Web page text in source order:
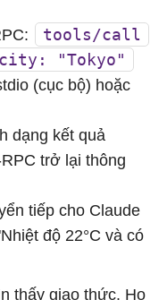
tools/call
city: "Tokyo"
(cục bộ) hoặc
dạng kết quả
trở lại thông
tiếp cho Claude
độ 22°C và có
thấy giao thức. Họ